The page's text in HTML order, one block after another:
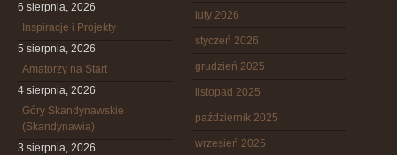
6 sierpnia, 2026
Inspiracje i Projekty
5 sierpnia, 2026
Amatorzy na Start
4 sierpnia, 2026
Góry Skandynawskie
(Skandynawia)
3 sierpnia, 2026
luty 2026
styczeń 2026
grudzień 2025
listopad 2025
październik 2025
wrzesień 2025